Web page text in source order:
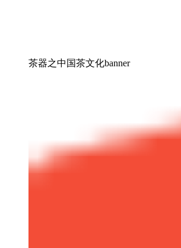
茶器之中国茶文化banner